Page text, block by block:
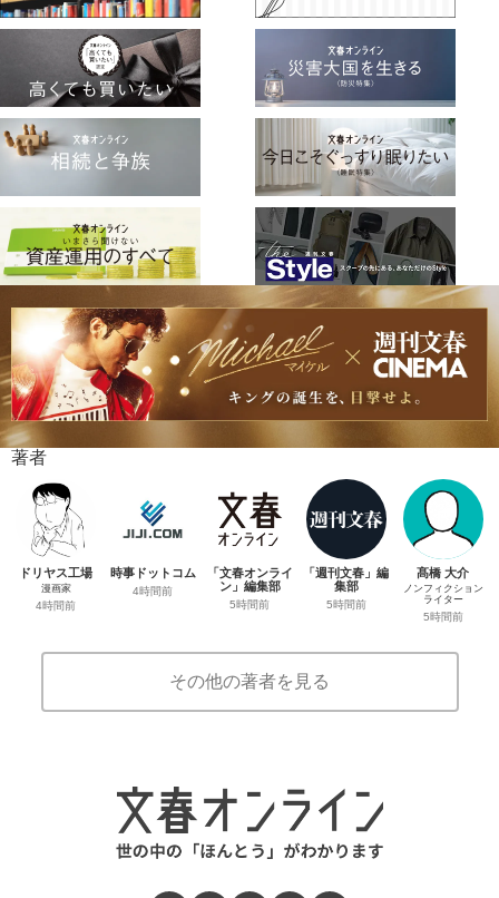
著者
ドリヤス工場
漫画家
4時間前
時事ドットコム
4時間前
「文春オンライ
ン」編集部
5時間前
「週刊文春」編
集部
5時間前
髙橋 大介
ノンフィクション
ライター
5時間前
その他の著者を見る